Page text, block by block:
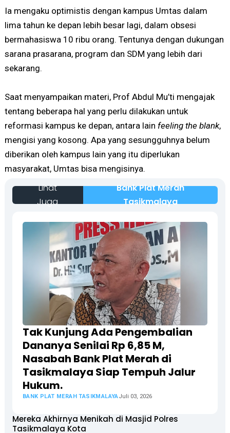
Ia mengaku optimistis dengan kampus Umtas dalam
lima tahun ke depan lebih besar lagi, dalam obsesi
bermahasiswa 10 ribu orang. Tentunya dengan dukungan
sarana prasarana, program dan SDM yang lebih dari
sekarang.
Saat menyampaikan materi, Prof Abdul Mu’ti mengajak
tentang beberapa hal yang perlu dilakukan untuk
reformasi kampus ke depan, antara lain feeling the blank,
mengisi yang kosong. Apa yang sesungguhnya belum
diberikan oleh kampus lain yang itu diperlukan
masyarakat, Umtas bisa mengisinya.
Lihat
Juga
Bank Plat Merah
Tasikmalaya
Tak Kunjung Ada Pengembalian
Dananya Senilai Rp 6,85 M,
Nasabah Bank Plat Merah di
Tasikmalaya Siap Tempuh Jalur
Hukum.
BANK PLAT MERAH TASIKMALAYAJuli 03, 2026
Mereka Akhirnya Menikah di Masjid Polres
Tasikmalaya Kota